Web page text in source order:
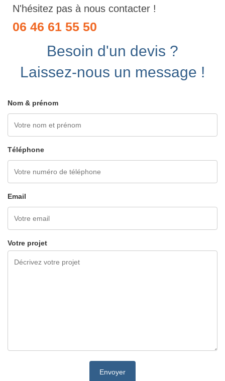
N'hésitez pas à nous contacter !
06 46 61 55 50
Besoin d'un devis ?
Laissez-nous un message !
Nom & prénom
Téléphone
Email
Votre projet